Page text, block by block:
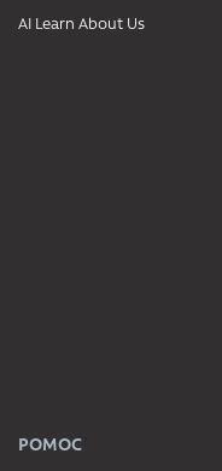
AI Learn About Us
POMOC